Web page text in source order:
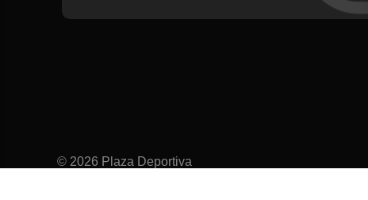
© 2026 Plaza Deportiva